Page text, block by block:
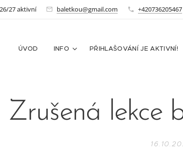
27 aktivní baletkou@gmail.com +420736205467
ÚVOD INFO PŘIHLAŠOVÁNÍ JE AKTIVNÍ!
Zrušená lekce